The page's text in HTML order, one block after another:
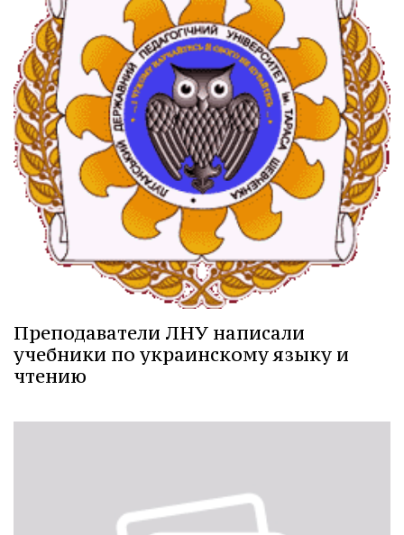
Преподаватели ЛНУ написали
учебники по украинскому языку и
чтению